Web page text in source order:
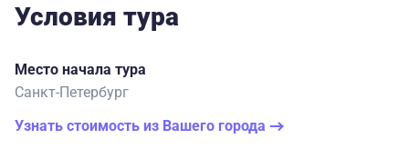
Условия тура
Место начала тура
Санкт-Петербург
Узнать стоимость из Вашего города